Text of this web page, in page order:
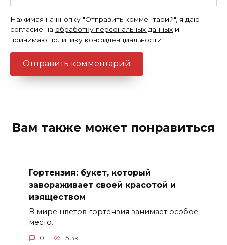
Нажимая на кнопку "Отправить комментарий", я даю
согласие на обработку персональных данных и
принимаю политику конфиденциальности.
Вам также может понравиться
Гортензия: букет, который
завораживает своей красотой и
изяществом
В мире цветов гортензия занимает особое
место.
0 5.3к.